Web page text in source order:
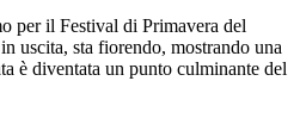
per il Festival di Primavera del
uscita, sta fiorendo, mostrando una
è diventata un punto culminante del